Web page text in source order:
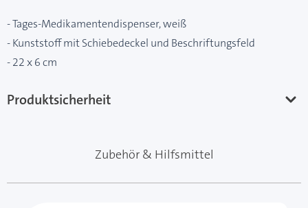
- Tages-Medikamentendispenser, weiß
- Kunststoff mit Schiebedeckel und Beschriftungsfeld
- 22 x 6 cm
Produktsicherheit
Zubehör & Hilfsmittel